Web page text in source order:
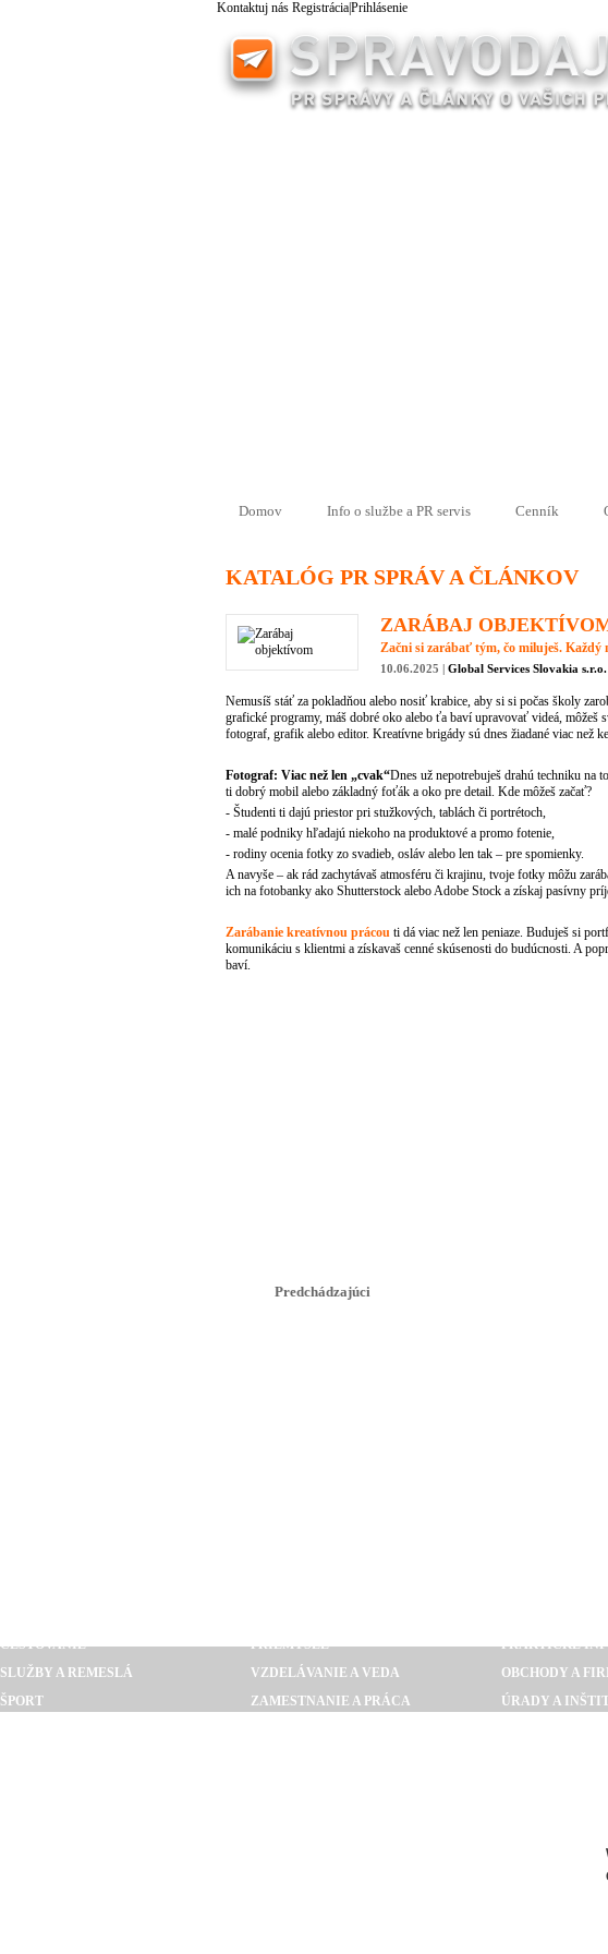
Kontaktuj nás RegistráciaPrihlásenie
Domov Info o službe a PR servis Cenník
KATALÓG PR SPRÁV A ČLÁNKOV
ZARÁBAJ
Začni si zarábať tým, čo miluješ.
10.06.2025 | Global Services Slovakia s.r.o.
Nemusíš stáť za pokladňou alebo nosiť krabice, aby si si počas školy
grafické programy, máš dobré oko alebo ťa baví upravovať videá, môžeš
fotograf, grafik alebo editor. Kreatívne brigády sú dnes žiadané viac než
Fotograf: Viac než len „cvak“Dnes už nepotrebuješ drahú techniku na
ti dobrý mobil alebo základný foťák a oko pre detail. Kde môžeš začať?
- Študenti ti dajú priestor pri stužkových, tablách či portrétoch,
- malé podniky hľadajú niekoho na produktové a promo fotenie,
- rodiny ocenia fotky zo svadieb, osláv alebo len tak – pre spomienky.
A navyše – ak rád zachytávaš atmosféru či krajinu, tvoje fotky môžu
ich na fotobanky ako Shutterstock alebo Adobe Stock a získaj pasívny
Zarábanie kreatívnou prácou ti dá viac než len peniaze. Buduješ si
komunikáciu s klientmi a získavaš cenné skúsenosti do budúcnosti. A
baví.
Predchádzajúci
CESTOVANIE
SLUŽBY A REMESLÁ
ŠPORT
PRIEMYSEL
VZDELÁVANIE A VEDA
ZAMESTNANIE A PRÁCA
PRAKTICKÉ
OBCHODY A
ÚRADY A